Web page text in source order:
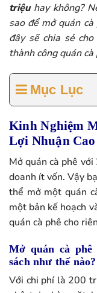
triệuhay không?
sao để mở quán
đây sẽ chia sẻ
thành công quán
Mục Lục
Kinh Nghiệm
Lợi Nhuận Cao
Mở quán cà phê
doanh ít vốn. Vậy
thể mở một quán
một bản kế hoạch
quán cà phê cho
Mở quán cà phê
sách như thế nào?​
Với chi phí là 200